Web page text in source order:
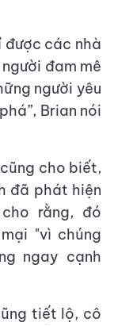
được các nhà
đam mê
người yêu
Brian nói
cho biết,
đã phát hiện
rằng, đó
"vì chúng
ngay cạnh
tiết lộ, cô